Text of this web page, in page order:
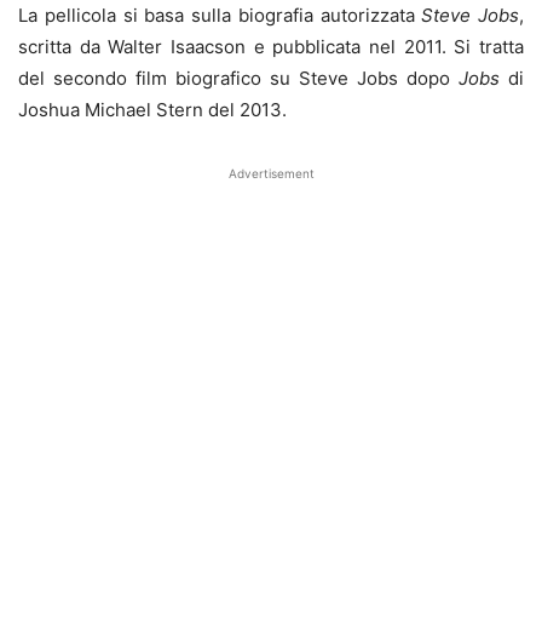
La pellicola si basa sulla biografia autorizzataSteve Jobs,
scritta da Walter Isaacson e pubblicata nel 2011. Si tratta
del secondo film biografico su Steve Jobs dopo Jobs di
Joshua Michael Stern del 2013.
Advertisement